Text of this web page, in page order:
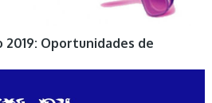
2019: Oportunidades de